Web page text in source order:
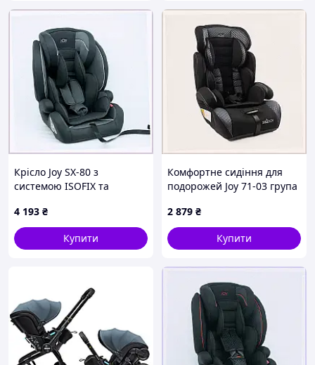
Крісло Joy SX-80 з
системою ISOFIX та
C90M04055
4 193 ₴
Купити
Комфортне сидіння для
подорожей Joy 71-03 група
2 879 ₴
Купити